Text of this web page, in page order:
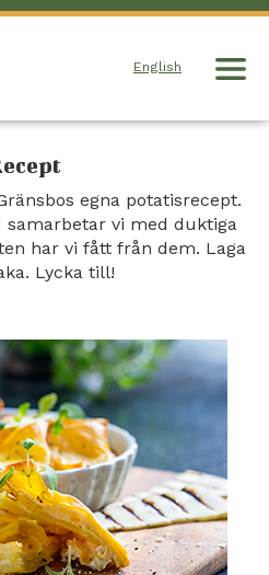
English
egna potatisrecept.
samarbetar vi med duktiga
har vi fått från dem. Laga
Lycka till!